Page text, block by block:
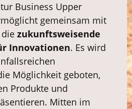
Business Upper
gemeinsam mit
zukunftsweisende
Innovationen. Es wird
Möglichkeit geboten,
Produkte und
Mitten im